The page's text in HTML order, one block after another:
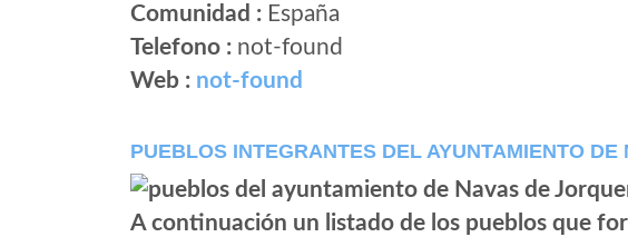
Comunidad : España
Telefono : not-found
Web : not-found
PUEBLOS INTEGRANTES DEL AYUNTAMIENTO DE
A continuación un listado de los pueblos que